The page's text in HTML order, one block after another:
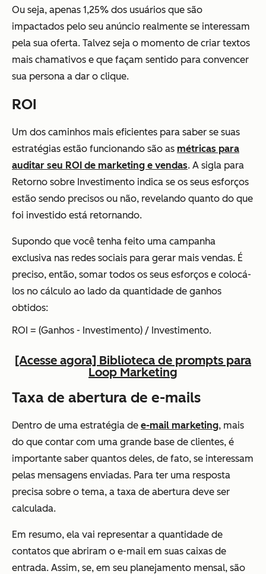
Ou seja, apenas 1,25% dos usuários que são
impactados pelo seu anúncio realmente se interessam
pela sua oferta. Talvez seja o momento de criar textos
mais chamativos e que façam sentido para convencer
sua persona a dar o clique.
ROI
Um dos caminhos mais eficientes para saber se suas
estratégias estão funcionando são as métricas para
auditar seu ROI de marketing e vendas. A sigla para
Retorno sobre Investimento indica se os seus esforços
estão sendo precisos ou não, revelando quanto do que
foi investido está retornando.
Supondo que você tenha feito uma campanha
exclusiva nas redes sociais para gerar mais vendas. É
preciso, então, somar todos os seus esforços e colocá-
los no cálculo ao lado da quantidade de ganhos
obtidos:
ROI = (Ganhos - Investimento) / Investimento.
[Acesse agora] Biblioteca de prompts para
Loop Marketing
Taxa de abertura de e-mails
Dentro de uma estratégia de e-mail marketing, mais
do que contar com uma grande base de clientes, é
importante saber quantos deles, de fato, se interessam
pelas mensagens enviadas. Para ter uma resposta
precisa sobre o tema, a taxa de abertura deve ser
calculada.
Em resumo, ela vai representar a quantidade de
contatos que abriram o e-mail em suas caixas de
entrada. Assim, se, em seu planejamento mensal, são